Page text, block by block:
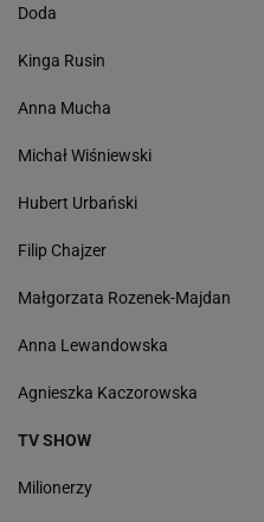
Doda
Kinga Rusin
Anna Mucha
Michał Wiśniewski
Hubert Urbański
Filip Chajzer
Małgorzata Rozenek-Majdan
Anna Lewandowska
Agnieszka Kaczorowska
TV SHOW
Milionerzy